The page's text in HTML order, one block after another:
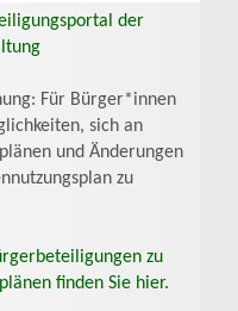
der
Für Bürger*innen
sich an
und Änderungen
zu
zu
finden Sie hier.